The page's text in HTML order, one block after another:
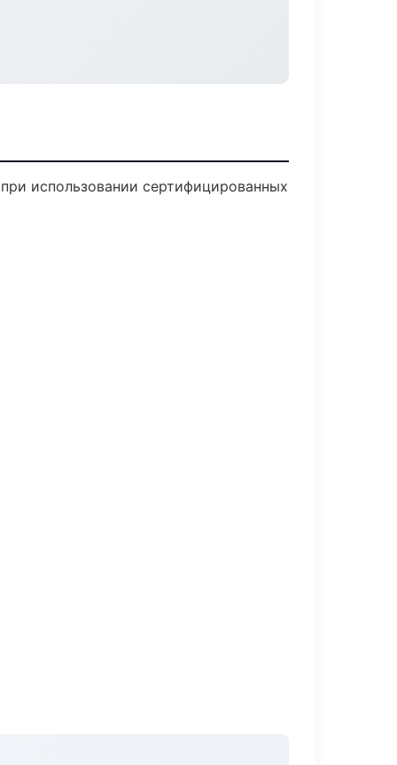
использовании сертифицированных